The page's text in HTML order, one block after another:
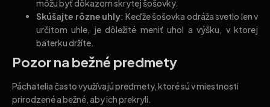
môžu byť dôkazom skrytej šošovky.
Skúšajte rôzne uhly: Keďže šošovka odráža svetlo len v
určitom uhle, je dôležité meniť uhol a výšku, v ktorej
baterku držíte.
Pozor na bežné predmety
Páchatelia často využívajú predmety, ktoré sú v miestnosti
prirodzené a bežné, aby ich prekryli.